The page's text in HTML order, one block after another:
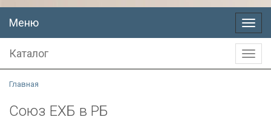
Меню
Меню
Каталог
Главная
Союз ЕХБ в РБ